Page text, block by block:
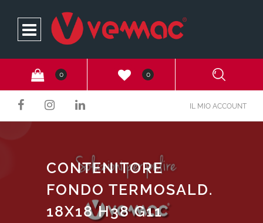
Open
0 0
IL MIO ACCOUNT
CONTENITORE
FONDO TERMOSALD.
18X18 H38 G11